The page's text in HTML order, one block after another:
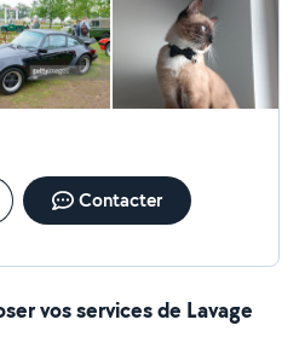
Contacter
vos services de Lavage